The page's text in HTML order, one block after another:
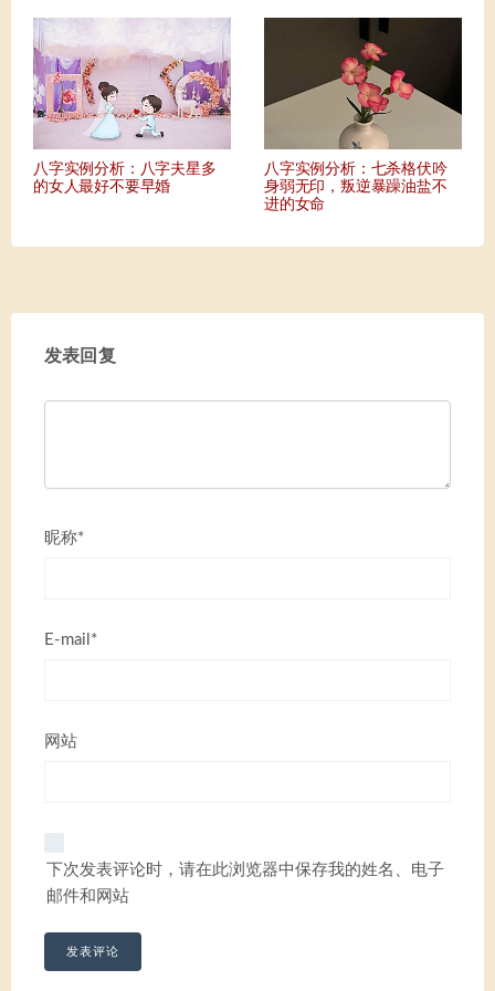
八字实例分析：八字夫星多
的女人最好不要早婚
八字实例分析：七杀格伏吟
身弱无印，叛逆暴躁油盐不
进的女命
发表回复
昵称*
E-mail*
网站
下次发表评论时，请在此浏览器中保存我的姓名、电子
邮件和网站